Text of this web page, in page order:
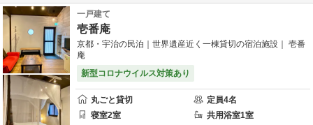
一戸建て
壱番庵
京都・宇治の民泊｜世界遺産近く一棟貸切の宿泊施設｜ 壱番
庵
新型コロナウイルス対策あり
丸ごと貸切 定員4名
寝室2室 共用浴室1室